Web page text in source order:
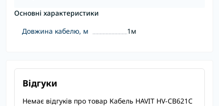
Основні характеристики
Довжина кабелю, м
1м
Відгуки
Немає відгуків про товар Кабель HAVIT HV-CB621C